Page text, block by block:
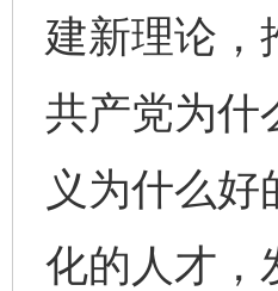
建新理论，
共产党为什
义为什么
化的人才，